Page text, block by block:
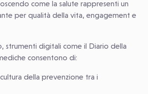
come la salute rappresenti un
per qualità della vita, engagement e
strumenti digitali come il Diario della
consentono di:
della prevenzione tra i